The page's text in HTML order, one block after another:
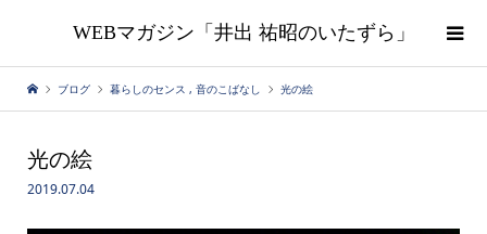
WEBマガジン「井出 祐昭のいたずら」
ブログ 暮らしのセンス , 音のこばなし 光の絵
光の絵
2019.07.04